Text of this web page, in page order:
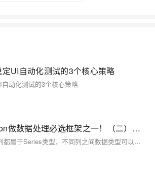
UI自动化测试的3个核心策略
动化测试的3个核心策略
（Pandas）Python做数据处理必选框架之一！（二）：附带案例分析；刨析DataFrame结构和其属性；学会访问具体元素；判断元素是否存在；元素求和、求标准值、方差、去重、删除、排序...
DataFrame结构 每一列都属于Series类型，不同列之间数据类型可以不一样，但同一列的值类型必须一致。 DataFrame拥有一个总的 idx记录列，该列记录了每一行的索引 在DataFrame中，若列之间的元素个数不匹配，且使用Series填充时，在DataFrame里空值会显示为NaN；当列之间元素个数不匹配，并且不使用Series填充，会报错。在指定了index 属性显示情况下，会按照index的位置进行排序，默认是 [0,1,2,3,...] 从0索引开始正序排序行。